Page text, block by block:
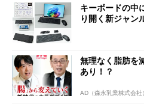
キーボードの中
り開く新ジャン
無理なく脂肪を
あり！？
AD（森永乳業株式会社